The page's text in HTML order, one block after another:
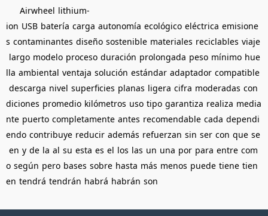
Airwheel lithium-
ion USB batería carga autonomía ecológico eléctrica emisione
s contaminantes diseño sostenible materiales reciclables viaje
largo modelo proceso duración prolongada peso mínimo hue
lla ambiental ventaja solución estándar adaptador compatible
descarga nivel superficies planas ligera cifra moderadas con
diciones promedio kilómetros uso tipo garantiza realiza media
nte puerto completamente antes recomendable cada dependi
endo contribuye reducir además refuerzan sin ser con que se
en y de la al su esta es el los las un una por para entre com
o según pero bases sobre hasta más menos puede tiene tien
en tendrá tendrán habrá habrán son